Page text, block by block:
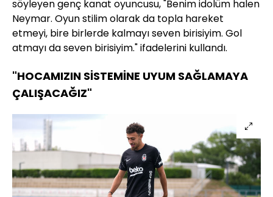
söyleyen genç kanat oyuncusu, "Benim idolüm halen
Neymar. Oyun stilim olarak da topla hareket
etmeyi, bire birlerde kalmayı seven birisiyim. Gol
atmayı da seven birisiyim." ifadelerini kullandı.
"HOCAMIZIN SİSTEMİNE UYUM SAĞLAMAYA
ÇALIŞACAĞIZ"